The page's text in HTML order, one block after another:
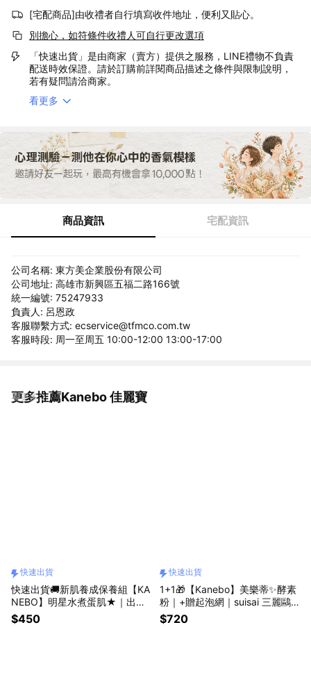
[宅配商品]由收禮者自行填寫收件地址，便利又貼心。
別擔心，如符條件收禮人可自行更改選項
「快速出貨」是由商家（賣方）提供之服務，LINE禮物不負責
配送時效保證。請於訂購前詳閱商品描述之條件與限制說明，
若有疑問請洽商家。
看更多
商品資訊 宅配資訊
公司名稱: 東方美企業股份有限公司
公司地址: 高雄市新興區五福二路166號
統一編號: 75247933
負責人: 呂恩政
客服聯繫方式: ecservice@tfmco.com.tw
客服時段: 周一至周五 10:00-12:00 13:00-17:00
更多推薦Kanebo 佳麗寶
看更多
快速出貨
快速出貨🚚新肌養成保養組【KA
NEBO】明星水煮蛋肌★｜出差
旅行過夜｜禮物獨家｜小巧便攜
版｜生日快樂｜送禮自用
$450
快速出貨
1+1🎁【Kanebo】美樂蒂✨酵素
粉｜+贈起泡網｜suisai 三麗鷗
｜+99多碳酸泡澡球｜毛孔粉刺
救星｜又乾又油的混合肌對策｜
$720